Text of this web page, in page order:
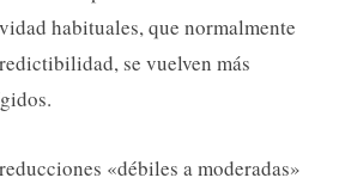
habituales, que normalmente
se vuelven más
«débiles a moderadas»